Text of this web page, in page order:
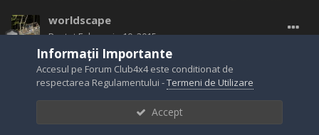
worldscape
PostatFebruarie 10, 2015
Re: De care troliu am nevoie ?
Informații Importante
Accesul pe Forum Club4x4 este conditionat de
respectarea Regulamentului -Termeni de Utilizare
Accept